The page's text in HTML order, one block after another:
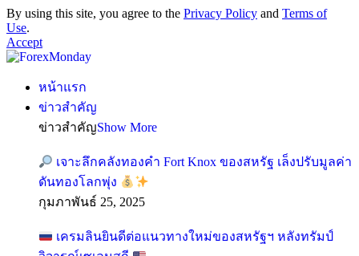
By using this site, you agree to the Privacy Policy and Terms of
Use.
Accept
หน้าแรก
ข่าวสำคัญ
ข่าวสำคัญShow More
เจาะลึกคลังทองคำ Fort Knox ของสหรัฐ เล็งปรับมูลค่า
ดันทองโลกพุ่ง
กุมภาพันธ์ 25, 2025
เครมลินยินดีต่อแนวทางใหม่ของสหรัฐฯ หลังทรัมป์